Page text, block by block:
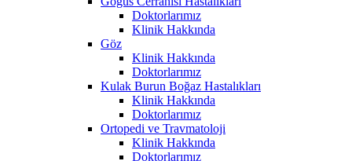
Doktorlarımız
Klinik Hakkında
Göz
Klinik Hakkında
Doktorlarımız
Kulak Burun Boğaz Hastalıkları
Klinik Hakkında
Doktorlarımız
Ortopedi ve Travmatoloji
Klinik Hakkında
Doktorlarımız